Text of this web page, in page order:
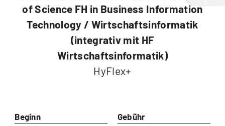
of Science FH in Business Information
Technology / Wirtschaftsinformatik
(integrativ mit HF
Wirtschaftsinformatik)
HyFlex+
Beginn Gebühr